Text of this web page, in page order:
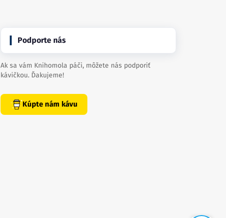
Podporte nás
Ak sa vám Knihomola páči, môžete nás podporiť
kávičkou. Ďakujeme!
Kúpte nám kávu